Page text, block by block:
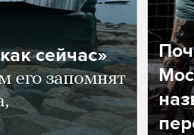
сейчас»
его запомнят